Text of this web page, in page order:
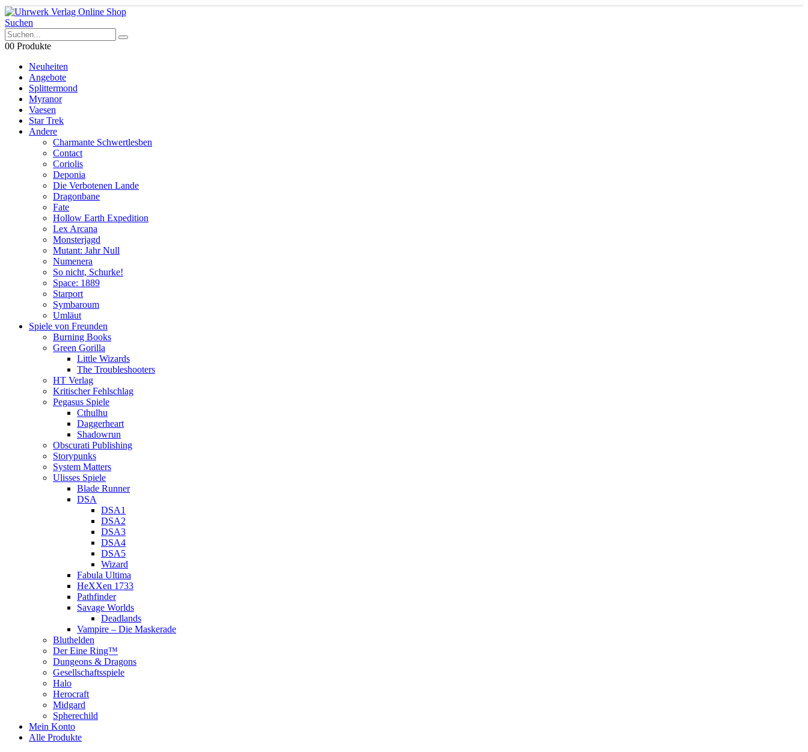
Suchen
00 Produkte
Neuheiten
Angebote
Splittermond
Myranor
Vaesen
Star Trek
Andere
Charmante Schwertlesben
Contact
Coriolis
Deponia
Die Verbotenen Lande
Dragonbane
Fate
Hollow Earth Expedition
Lex Arcana
Monsterjagd
Mutant: Jahr Null
Numenera
So nicht, Schurke!
Space: 1889
Starport
Symbaroum
Umläut
Spiele von Freunden
Burning Books
Green Gorilla
Little Wizards
The Troubleshooters
HT Verlag
Kritischer Fehlschlag
Pegasus Spiele
Cthulhu
Daggerheart
Shadowrun
Obscurati Publishing
Storypunks
System Matters
Ulisses Spiele
Blade Runner
DSA
DSA1
DSA2
DSA3
DSA4
DSA5
Wizard
Fabula Ultima
HeXXen 1733
Pathfinder
Savage Worlds
Deadlands
Vampire – Die Maskerade
Bluthelden
Der Eine Ring™
Dungeons & Dragons
Gesellschaftsspiele
Halo
Herocraft
Midgard
Spherechild
Mein Konto
Alle Produkte